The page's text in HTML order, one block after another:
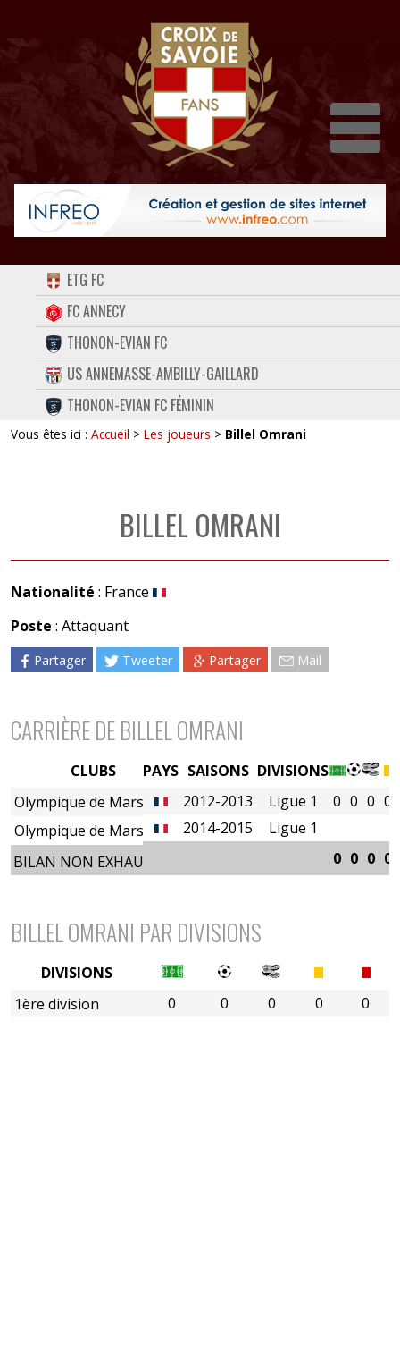
ACCUEIL
FORUM
CONTACT
FACEBOOK
TWITTER
ETG FC
FC ANNECY
THONON-EVIAN FC
US ANNEMASSE-AMBILLY-GAILLARD
THONON-EVIAN FC FÉMININ
Vous êtes ici : Accueil > Les joueurs > Billel Omrani
BILLEL OMRANI
Nationalité : France
Poste : Attaquant
Partager Tweeter Partager Mail
CARRIÈRE DE BILLEL OMRANI
PAYS SAISONS DIVISIONS
2012-2013
Ligue 1 0 0 0 0
2014-2015
Ligue 1
0 0 0 0
CLUBS
Olympique de Marseille
Olympique de Marseille
BILAN NON EXHAUSTIF
BILLEL OMRANI PAR DIVISIONS
0 0 0 0 0
DIVISIONS
1ère division